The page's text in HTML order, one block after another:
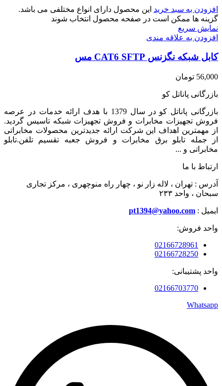
افزودن به سبد خرید این محصول دارای انواع مختلفی می باشد.
گزینه ها ممکن است در صفحه محصول انتخاب شوند
نمایش سریع
افزودن به علاقه مندی
کابل شبکه نگزنس CAT6 SFTP مس
56,000 تومان
بازرگانی پاناتل کو
بازرگانی پاناتل کو در سال 1379 با هدف ارائه خدمات در عرصه
فروش تجهیزات مخابرات و فروش تجهیزات شبکه تاسیس گردید.
از مهمترین اهداف این شرکت ارائه جدیدترین محصولات مخابراتی
از جمله تابلو برق مخابرات و فروش جعبه تقسیم تلفن.تابلو
مخابراتی و ...
ارتباط با ما
آدرس : تهران ، لاله زار نو ، چهار راه منوچهری ، مرکز تجاری
سبحان ، واحد ۲۳۳
ایمیل : pt1394@yahoo.com
واحد فروش:
02166728961
02166728250
واحد پشتیبانی:
02166703770
Whatsapp